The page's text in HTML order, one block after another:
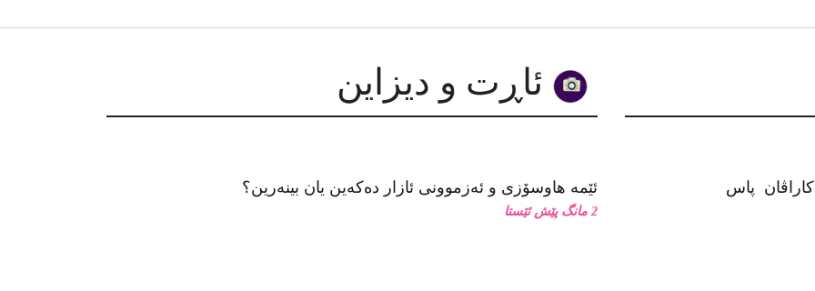
ئێمە هاوسۆزی و ئەزموونی ئازار دەکەین یان بینەرین؟
2 مانگ پێش ئێستا